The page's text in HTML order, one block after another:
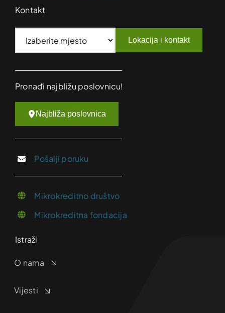
Kontakt
Lokacija i kontakt
Pronađi najbližu poslovnicu!
Najbliža poslovnica
Pošalji poruku
Mikrokreditno društvo
Mikrokreditna fondacija
Istraži
O nama
Vijesti